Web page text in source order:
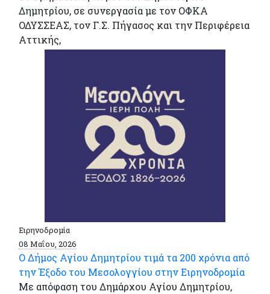
Δημητρίου, σε συνεργασία με τον ΟΦΚΑ
ΟΔΥΣΣΕΑΣ, τον Γ.Σ. Πήγασος και την Περιφέρεια
Αττικής,
Ειρηνοδρομία
08 Μαΐου, 2026
Ο Δήμος Αγίου Δημητρίου τιμά τα 200 χρόνια από
την Έξοδο του Μεσολογγίου στην Ειρηνοδρομία
Με απόφαση του Δημάρχου Αγίου Δημητρίου,